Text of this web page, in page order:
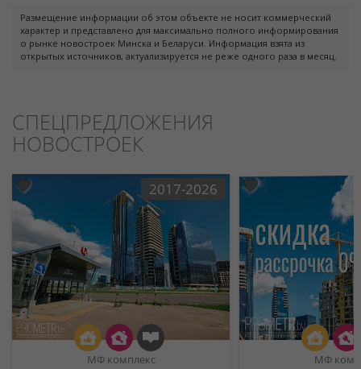
Размещение информации об этом объекте не носит коммерческий
характер и представлено для максимально полного информирования
о рынке новостроек Минска и Беларуси. Информация взята из
открытых источников, актуализируется не реже одного раза в месяц.
СПЕЦПРЕДЛОЖЕНИЯ
НОВОСТРОЕК
2017-2026
МФ комплекс МФ